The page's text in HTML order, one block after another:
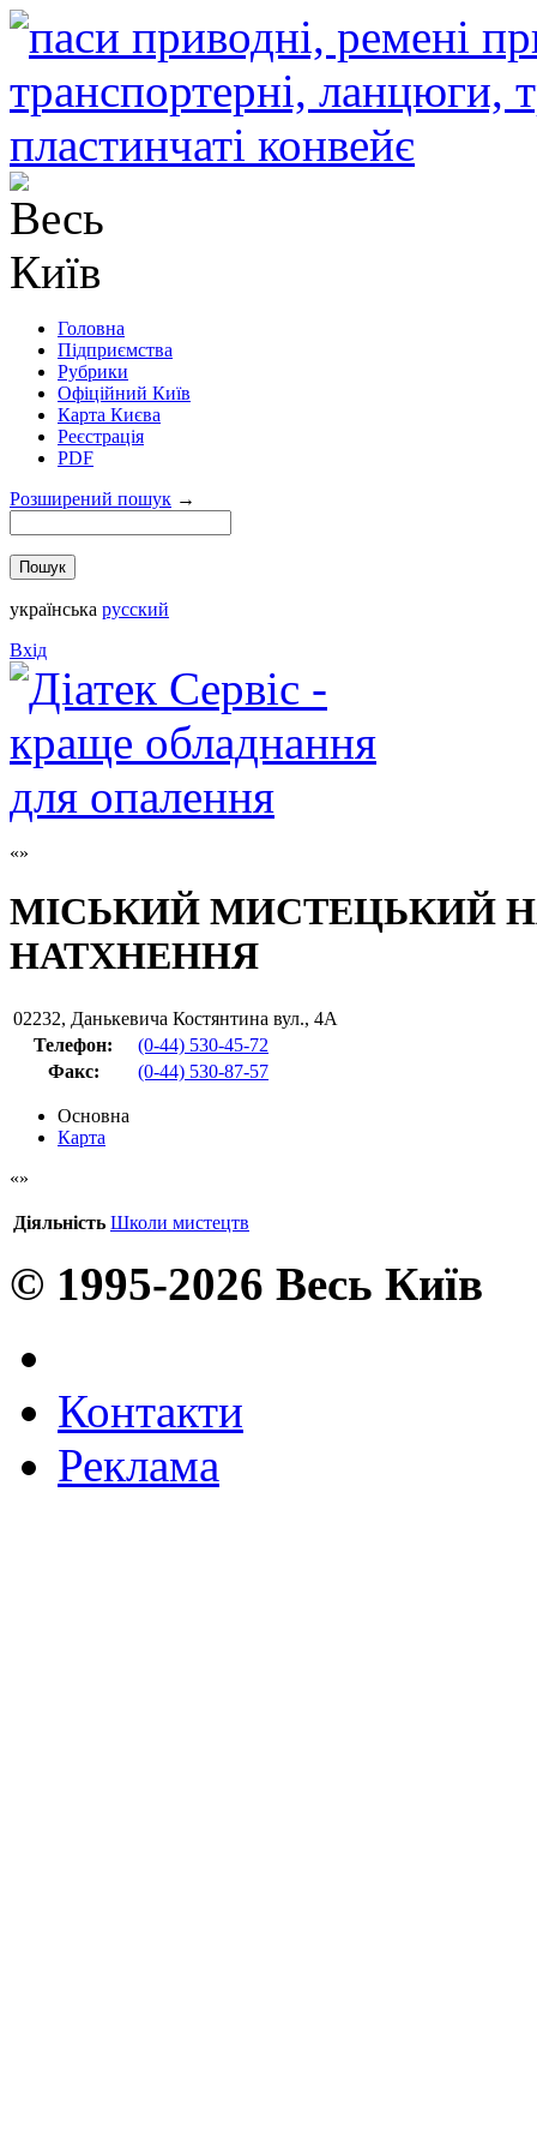
Головна
Підприємства
Рубрики
Офіційний Київ
Карта Києва
Реєстрація
PDF
Розширений пошук →
українська русский
Вхід
МІСЬКИЙ МИСТЕЦЬКИЙ
НАТХНЕННЯ
02232, Данькевича Костянтина вул., 4А
Телефон:
(0-44) 530-45-72
Факс: (0-44) 530-87-57
Основна
Карта
Діяльність Школи мистецтв
© 1995-2026 Весь Київ
Контакти
Реклама